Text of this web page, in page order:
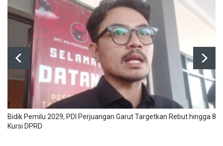
Bidik Pemilu 2029, PDI Perjuangan Garut Targetkan Rebut hingga 8
Kursi DPRD